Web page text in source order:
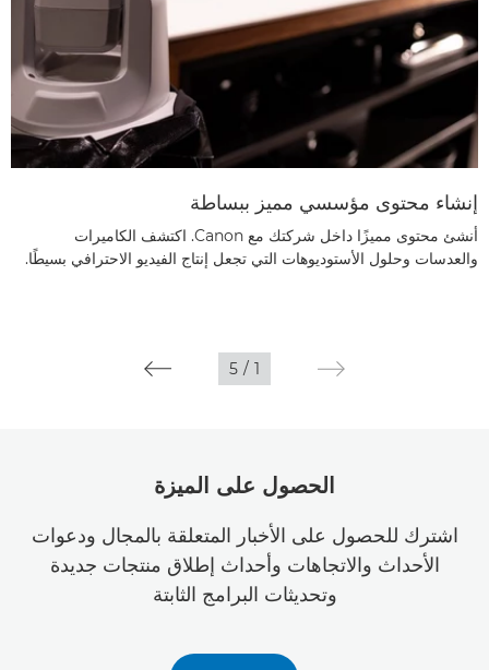
إنشاء محتوى مؤسسي مميز ببساطة
أنشئ محتوى مميزًا داخل شركتك مع Canon. اكتشف الكاميرات
والعدسات وحلول الأستوديوهات التي تجعل إنتاج الفيديو الاحترافي بسيطًا.
1
/
5
الحصول على الميزة
اشترك للحصول على الأخبار المتعلقة بالمجال ودعوات
الأحداث والاتجاهات وأحداث إطلاق منتجات جديدة
وتحديثات البرامج الثابتة